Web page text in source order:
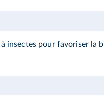
insectes pour favoriser la